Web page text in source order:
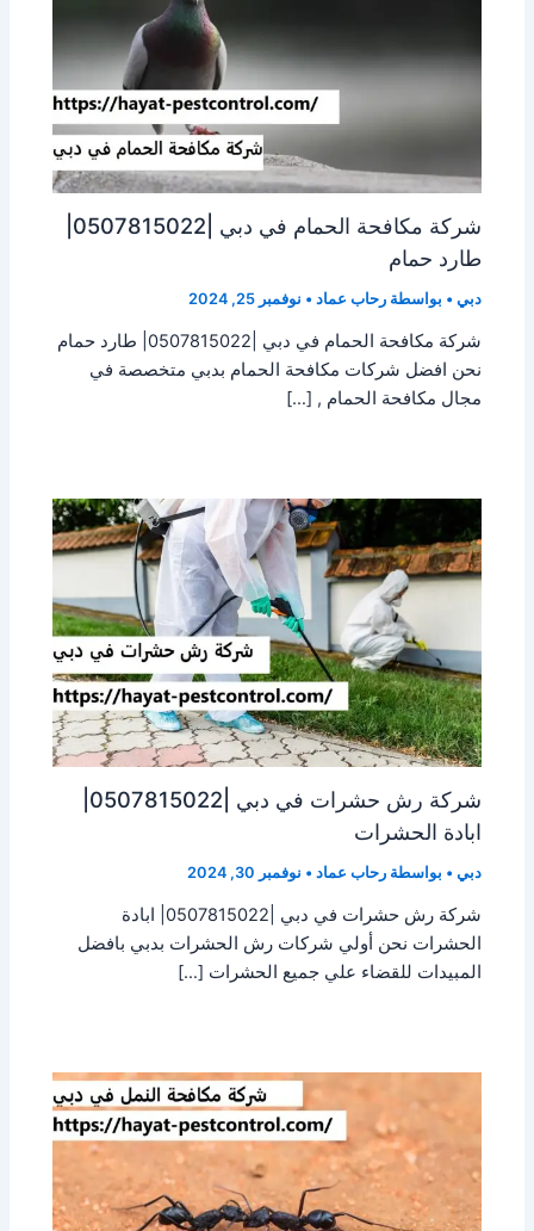
طارد حمام
دبي • بواسطة رحاب عماد• نوفمبر 25, 2024
شركة مكافحة الحمام في دبي |0507815022| طارد حمام
نحن افضل شركات مكافحة الحمام بدبي متخصصة في
مجال مكافحة الحمام , […]
ابادة الحشرات
دبي • بواسطة رحاب عماد• نوفمبر 30, 2024
شركة رش حشرات في دبي |0507815022| ابادة
الحشرات نحن أولي شركات رش الحشرات بدبي بافضل
المبيدات للقضاء علي جميع الحشرات […]